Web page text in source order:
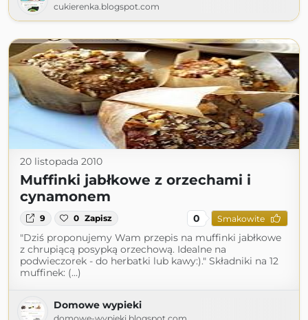
cukierenka.blogspot.com
20 listopada 2010
Muffinki jabłkowe z orzechami i
cynamonem
9 0 Zapisz 0 Smakowite
"Dziś proponujemy Wam przepis na muffinki jabłkowe
z chrupiącą posypką orzechową. Idealne na
podwieczorek - do herbatki lub kawy:)." Składniki na 12
muffinek: (...)
Domowe wypieki